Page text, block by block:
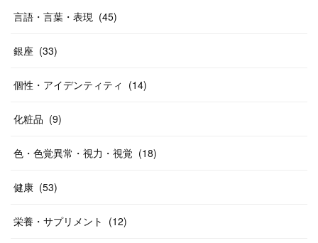
言語・言葉・表現 (45)
銀座 (33)
個性・アイデンティティ (14)
化粧品 (9)
色・色覚異常・視力・視覚 (18)
健康 (53)
栄養・サプリメント (12)